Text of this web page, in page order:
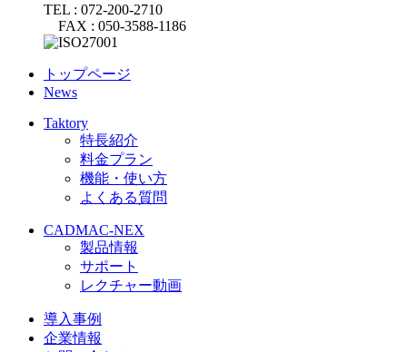
TEL : 072-200-2710
FAX : 050-3588-1186
トップページ
News
Taktory
特長紹介
料金プラン
機能・使い方
よくある質問
CADMAC-NEX
製品情報
サポート
レクチャー動画
導入事例
企業情報